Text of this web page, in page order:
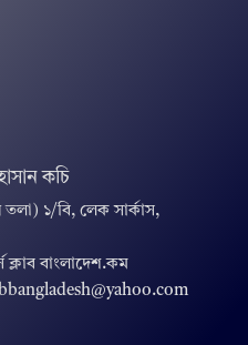
কচি
তলা) ১/বি, লেক সার্কাস,
ক্লাব বাংলাদেশ.কম